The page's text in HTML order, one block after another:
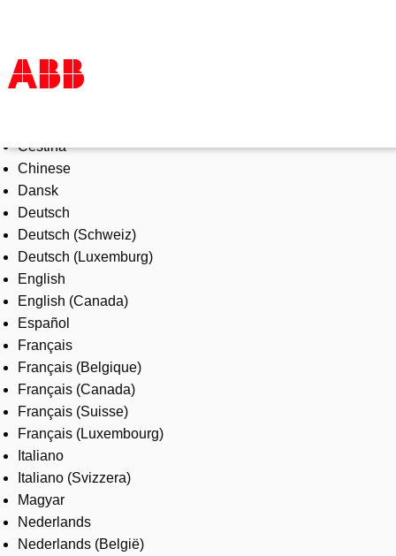
Products & Solutions
Industries
Services
About us
Where to buy
Contact us
Careers
Čeština
Chinese
Dansk
Deutsch
Deutsch (Schweiz)
Deutsch (Luxemburg)
English
English (Canada)
Español
Français
Français (Belgique)
Français (Canada)
Français (Suisse)
Français (Luxembourg)
Italiano
Italiano (Svizzera)
Magyar
Nederlands
Nederlands (België)